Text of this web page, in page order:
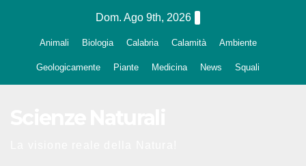
Dom. Ago 9th, 2026
Animali Biologia Calabria Calamità Ambiente
Geologicamente Piante Medicina News Squali